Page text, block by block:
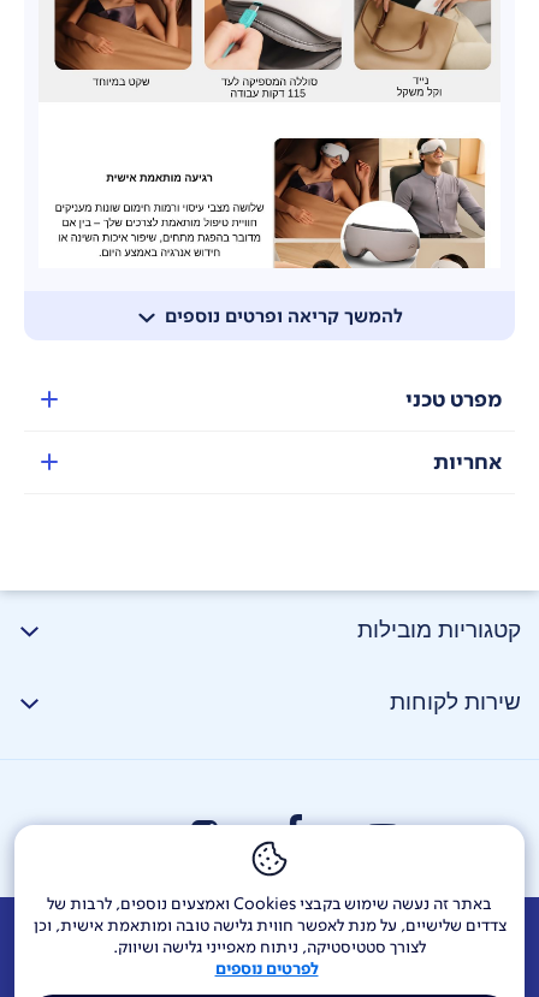
באתר זה נעשה שימוש בקבצי Cookies ואמצעים נוספים, לרבות של
צדדים שלישיים, על מנת לאפשר חווית גלישה טובה ומותאמת אישית, וכן
לצורך סטטיסטיקה, ניתוח מאפייני גלישה ושיווק.
לפרטים נוספים
להמשך קריאה ופרטים נוספים
מפרט טכני
אחריות
קטגוריות מובילות
שירות לקוחות
אודות דרושים צור קשר Investor Relations
הודעות חברה
מוקדי שירות ופניות ציבור
144 בזק בינלאומי